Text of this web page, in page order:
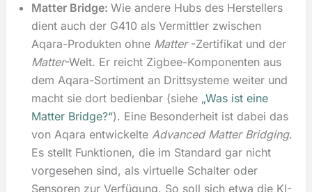
Matter Bridge: Wie andere Hubs des Herstellers
dient auch der G410 als Vermittler zwischen
Aqara-Produkten ohne Matter-Zertifikat und der
Matter-Welt. Er reicht Zigbee-Komponenten aus
dem Aqara-Sortiment an Drittsysteme weiter und
macht sie dort bedienbar (siehe „Was ist eine
Matter Bridge?“). Eine Besonderheit ist dabei das
von Aqara entwickelte Advanced Matter Bridging.
Es stellt Funktionen, die im Standard gar nicht
vorgesehen sind, als virtuelle Schalter oder
Sensoren zur Verfügung. So soll sich etwa die KI-